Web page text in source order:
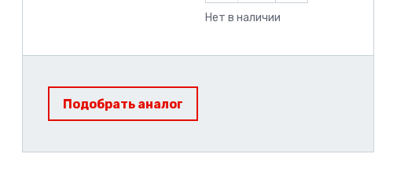
Нет в наличии
Подобрать аналог